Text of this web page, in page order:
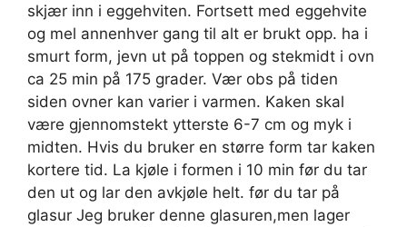
skjær inn i eggehviten. Fortsett med eggehvite
og mel annenhver gang til alt er brukt opp. ha i
smurt form, jevn ut på toppen og stekmidt i ovn
ca 25 min på 175 grader. Vær obs på tiden
siden ovner kan varier i varmen. Kaken skal
være gjennomstekt ytterste 6-7 cm og myk i
midten. Hvis du bruker en større form tar kaken
kortere tid. La kjøle i formen i 10 min før du tar
den ut og lar den avkjøle helt. før du tar på
glasur Jeg bruker denne glasuren,men lager